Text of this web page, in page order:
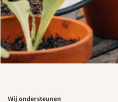
Wij ondersteunen